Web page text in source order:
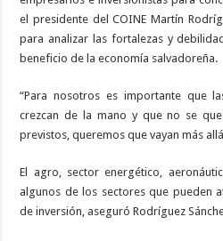
el presidente del COINE Martín
para analizar las fortalezas y
beneficio de la economía salvadoreña.
“Para nosotros es importante que
crezcan de la mano y que no se
previstos, queremos que vayan más
El agro, sector energético,
algunos de los sectores que pueden
de inversión, aseguró Rodríguez